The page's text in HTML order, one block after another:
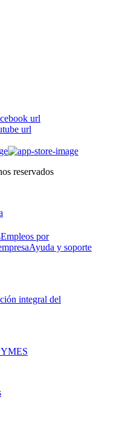
reservados
Empleos por
Ayuda y soporte
integral del